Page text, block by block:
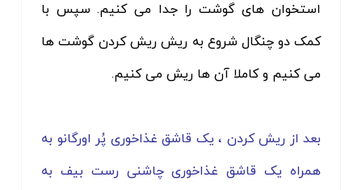
استخوان های گوشت را جدا می کنیم. سپس با
کمک دو چنگال شروع به ریش ریش کردن گوشت ها
می کنیم و کاملا آن ها ریش می کنیم.
بعد از ریش کردن ، یک قاشق غذاخوری پُر اورگانو به
همراه یک قاشق غذاخوری چاشنی رست بیف به